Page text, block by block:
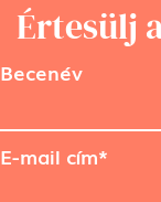
Értesülj
Becenév
E-mail cím*